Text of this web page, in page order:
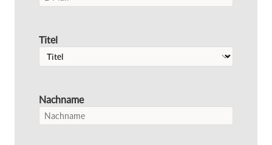
Titel
Nachname